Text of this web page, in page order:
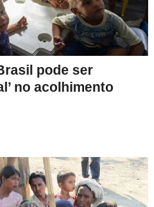
pode ser
no acolhimento